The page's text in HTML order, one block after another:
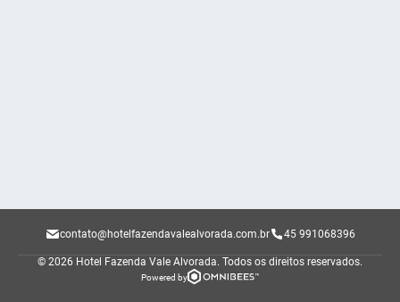
contato@hotelfazendavalealvorada.com.br 45 991068396
© 2026 Hotel Fazenda Vale Alvorada. Todos os direitos reservados.
Powered by